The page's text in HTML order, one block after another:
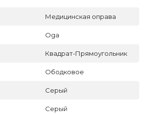
Медицинская оправа
Oga
Квадрат-Прямоугольник
Ободковое
Серый
Серый